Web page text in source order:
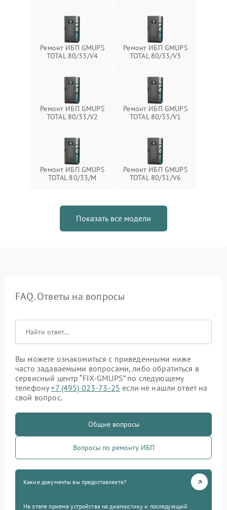
Ремонт ИБП GMUPS
TOTAL 80/33/V4
Ремонт ИБП GMUPS
TOTAL 80/33/V3
Ремонт ИБП GMUPS
TOTAL 80/33/V2
Ремонт ИБП GMUPS
TOTAL 80/33/V1
Ремонт ИБП GMUPS
TOTAL 80/33/M
Ремонт ИБП GMUPS
TOTAL 80/31/V6
Показать все модели
FAQ. Ответы на вопросы
Вы можете ознакомиться с приведенными ниже
часто задаваемыми вопросами, либо обратиться в
сервисный центр “FIX-GMUPS” по следующему
телефону+7 (495) 023-73-25 если не нашли ответ на
свой вопрос.
Общие вопросы
Вопросы по ремонту ИБП
Какие документы вы предоставляете?
На этапе приема устройства на диагностику и последующий